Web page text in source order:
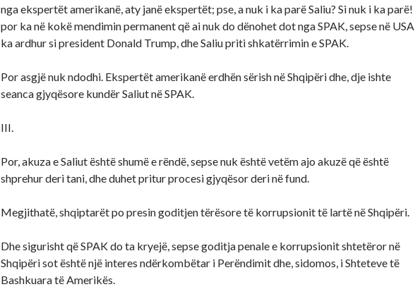
nga ekspertët amerikanë, aty janë ekspertët; pse, a nuk i ka parë Saliu? Si nuk i ka parë!
por ka në kokë mendimin permanent që ai nuk do dënohet dot nga SPAK, sepse në USA
ka ardhur si president Donald Trump, dhe Saliu priti shkatërrimin e SPAK.
Por asgjë nuk ndodhi. Ekspertët amerikanë erdhën sërish në Shqipëri dhe, dje ishte
seanca gjyqësore kundër Saliut në SPAK.
III.
Por, akuza e Saliut është shumë e rëndë, sepse nuk është vetëm ajo akuzë që është
shprehur deri tani, dhe duhet pritur procesi gjyqësor deri në fund.
Megjithatë, shqiptarët po presin goditjen tërësore të korrupsionit të lartë në Shqipëri.
Dhe sigurisht që SPAK do ta kryejë, sepse goditja penale e korrupsionit shtetëror në
Shqipëri sot është një interes ndërkombëtar i Perëndimit dhe, sidomos, i Shteteve të
Bashkuara të Amerikës.